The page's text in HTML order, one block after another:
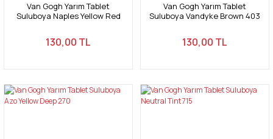
Van Gogh Yarım Tablet
Suluboya Naples Yellow Red
130,00 TL
Van Gogh Yarım Tablet
Suluboya Vandyke Brown 403
130,00 TL